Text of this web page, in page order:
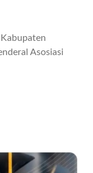
Asosiasi